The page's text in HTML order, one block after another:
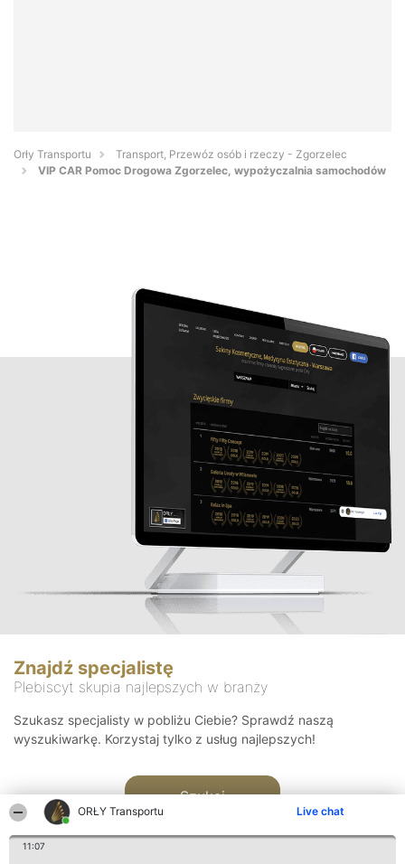
ORŁY Transportu Live chat
11:07
Orły Transportu
Transport, Przewóz osób i rzeczy - Zgorzelec
VIP CAR Pomoc Drogowa Zgorzelec, wypożyczalnia samochodów
Znajdź specjalistę
Plebiscyt skupia najlepszych w branży
Szukasz specjalisty w pobliżu Ciebie? Sprawdź naszą
wyszukiwarkę. Korzystaj tylko z usług najlepszych!
Szukaj